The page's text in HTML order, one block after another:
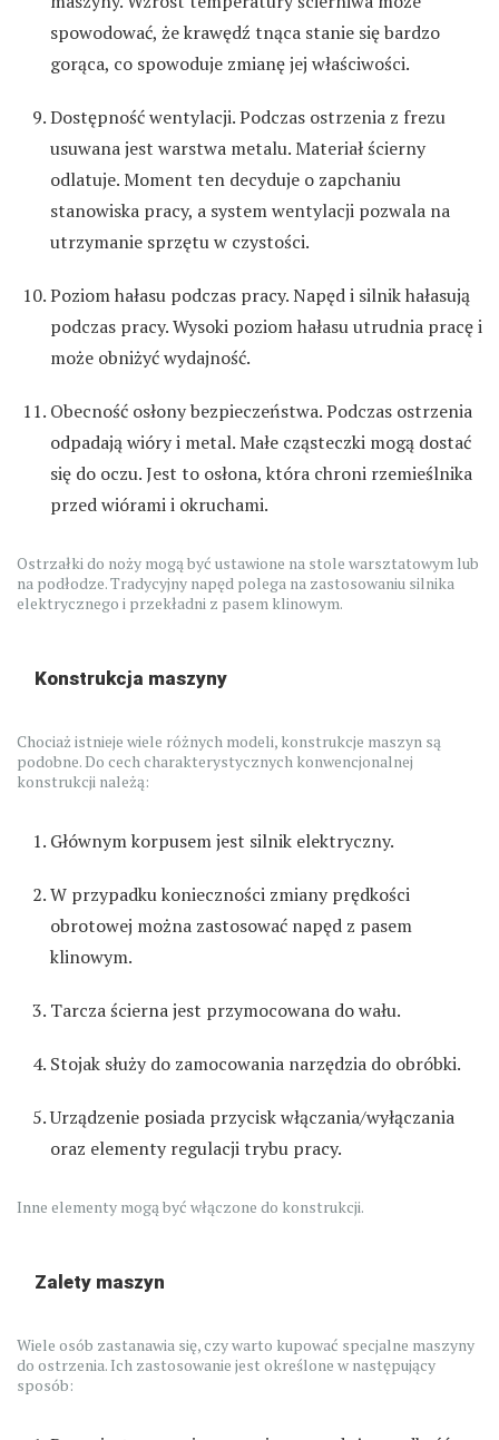
spowodować, że krawędź tnąca stanie się bardzo
gorąca, co spowoduje zmianę jej właściwości.
Dostępność wentylacji. Podczas ostrzenia z frezu
usuwana jest warstwa metalu. Materiał ścierny
odlatuje. Moment ten decyduje o zapchaniu
stanowiska pracy, a system wentylacji pozwala na
utrzymanie sprzętu w czystości.
Poziom hałasu podczas pracy. Napęd i silnik hałasują
podczas pracy. Wysoki poziom hałasu utrudnia pracę i
może obniżyć wydajność.
Obecność osłony bezpieczeństwa. Podczas ostrzenia
odpadają wióry i metal. Małe cząsteczki mogą dostać
się do oczu. Jest to osłona, która chroni rzemieślnika
przed wiórami i okruchami.
Ostrzałki do noży mogą być ustawione na stole warsztatowym lub
na podłodze. Tradycyjny napęd polega na zastosowaniu silnika
elektrycznego i przekładni z pasem klinowym.
Konstrukcja maszyny
Chociaż istnieje wiele różnych modeli, konstrukcje maszyn są
podobne. Do cech charakterystycznych konwencjonalnej
konstrukcji należą:
Głównym korpusem jest silnik elektryczny.
W przypadku konieczności zmiany prędkości
obrotowej można zastosować napęd z pasem
klinowym.
Tarcza ścierna jest przymocowana do wału.
Stojak służy do zamocowania narzędzia do obróbki.
Urządzenie posiada przycisk włączania/wyłączania
oraz elementy regulacji trybu pracy.
Inne elementy mogą być włączone do konstrukcji.
Zalety maszyn
Wiele osób zastanawia się, czy warto kupować specjalne maszyny
do ostrzenia. Ich zastosowanie jest określone w następujący
sposób: